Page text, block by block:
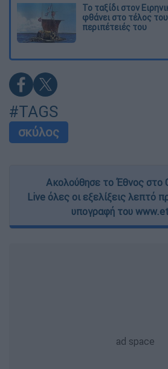
Το ταξίδι στον
φθάνει στο τέλος
περιπέτειές του
#TAGS
σκύλος
Ακολούθησε το Έθνος στο
Live όλες οι εξελίξεις λεπτό
υπογραφή του